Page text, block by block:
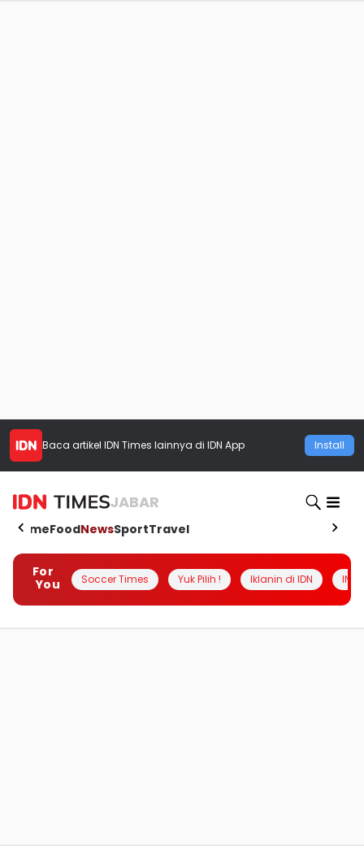
Baca artikel IDN Times lainnya di IDN App Install
JABAR
HomeFoodNewsSportTravel
For
You
Soccer Times Yuk Pilih ! Iklanin di IDN